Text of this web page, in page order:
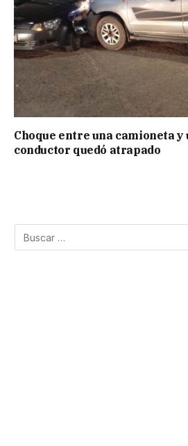
Choque entre una camioneta y
conductor quedó atrapado